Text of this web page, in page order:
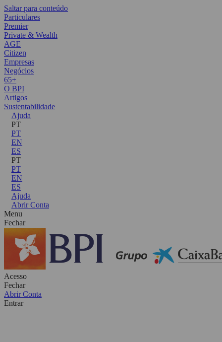
Saltar para conteúdo
Particulares
Premier
Private & Wealth
AGE
Citizen
Empresas
Negócios
65+
O BPI
Artigos
Sustentabilidade
Ajuda
PT
PT
EN
ES
PT
PT
EN
ES
Ajuda
Abrir Conta
Menu
Fechar
Acesso
Fechar
Abrir Conta
Entrar